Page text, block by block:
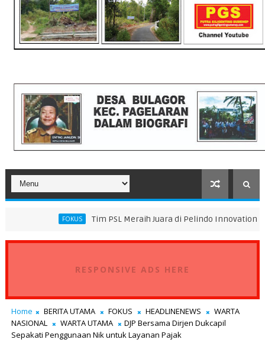
Tim PSL Meraih Juara di Pelindo Innovation Award 2026
RESPONSIVE ADS HERE
Home BERITA UTAMA FOKUS HEADLINENEWS
WARTA
NASIONAL
WARTA UTAMA
DJP Bersama Dirjen Dukcapil
Sepakati Penggunaan Nik untuk Layanan Pajak